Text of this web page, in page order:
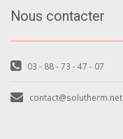
Nous contacter
03 - 88 - 73 - 47 - 07
contact@solutherm.net